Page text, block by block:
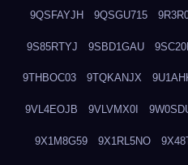
9QSFAYJH 9QSGU715
9S85RTYJ 9SBD1GAU
9THBOC03 9TQKANJX
9VL4EOJB 9VLVMX0I
9X1M8G59 9X1RL5NO